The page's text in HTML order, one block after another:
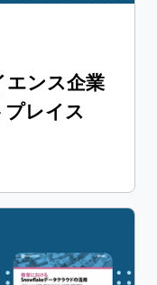
ンス企業
プレイス